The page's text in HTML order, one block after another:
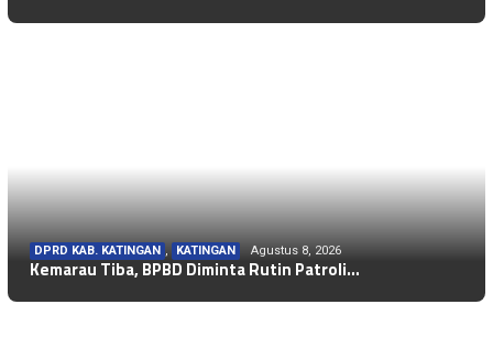
DPRD KAB. KATINGAN , KATINGAN Agustus 8, 2026
Kemarau Tiba, BPBD Diminta Rutin Patroli…